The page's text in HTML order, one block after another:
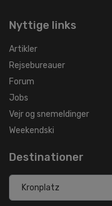
Nyttige links
Artikler
Rejsebureauer
Forum
Jobs
Vejr og snemeldinger
Weekendski
Destinationer